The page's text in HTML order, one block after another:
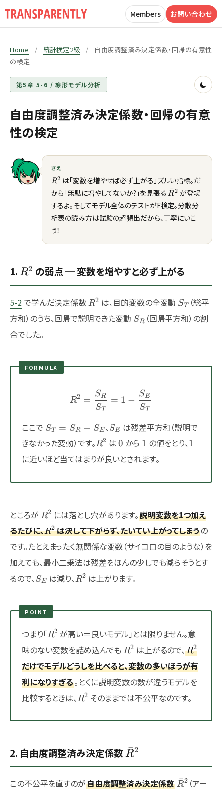
Members お問い合わせ
Home / 統計検定2級 /
自由度調整済み決定係数・回帰の有意性
の検定
第5章 5-6 / 線形モデル分析
自由度調整済み決定係数・回帰の有意
性の検定
さえ
R^2
R2 は「変数を増やせば必ず上がる」ズルい指標。だ
から「無駄に増やしてないか?」を見張る \bar{R}^2
R
ˉ2 が登場
するよ。そしてモデル全体のテストがF検定。分散分
析表の読み方は試験の超頻出だから、丁寧にいこ
う！
1. R^2
R2 の弱点 ─ 変数を増やすと必ず上がる
5-2で学んだ決定係数 R^2
R2 は、目的変数の全変動 S_T
ST （総平
方和）のうち、回帰で説明できた変動 S_R
SR （回帰平方和）の割
合でした。
FORMULA
R^2 = \frac{S_R}{S_T}
R2 =
ST
SR = 1 −
ST
SE
ここで S_T=S_R+S_E
ST = SR + SE 、 S_E
SE は残差平方和（説明で
きなかった変動）です。 R^2
R2 は0
0 から 1
1 の値をとり、1
1
に近いほど当てはまりが良いとされます。
ところが R^2
R2 には落とし穴があります。説明変数を1つ加え
るたびに、R^2
R2は決して下がらず、たいてい上がってしまうの
です。たとえまったく無関係な変数（サイコロの目のような）を
加えても、最小二乗法は残差をほんの少しでも減らそうとす
るので、 S_E
SE は減り、 R^2
R2 は上がります。
POINT
つまり「R^2
R2 が高い＝良いモデル」とは限りません。意
味のない変数を詰め込んでも R^2
R2 は上がるので、 R^2
R2
だけでモデルどうしを比べると、変数の多いほうが有
利になりすぎる。とくに説明変数の数が違うモデルを
比較するときは、 R^2
R2 そのままでは不公平なのです。
2. 自由度調整済み決定係数 \bar{R}^2
R
ˉ2
この不公平を直すのが自由度調整済み決定係数 \bar{R}^2
R
ˉ2 （アー